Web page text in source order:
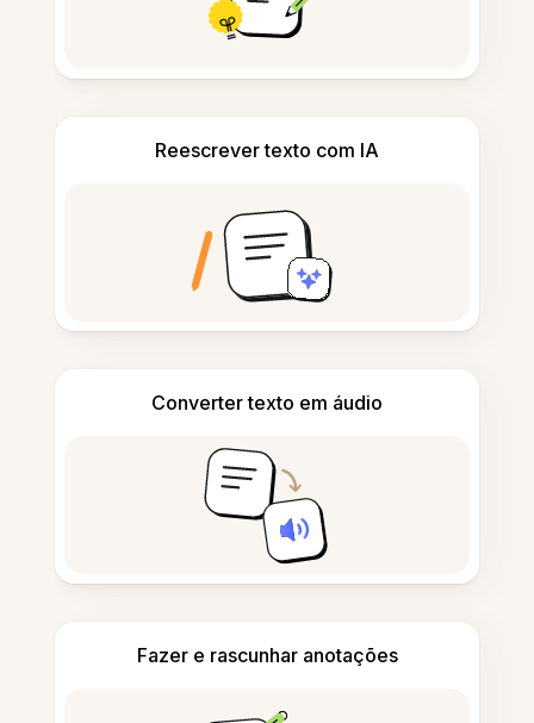
Reescrever texto com IA
Converter texto em áudio
Fazer e rascunhar anotações